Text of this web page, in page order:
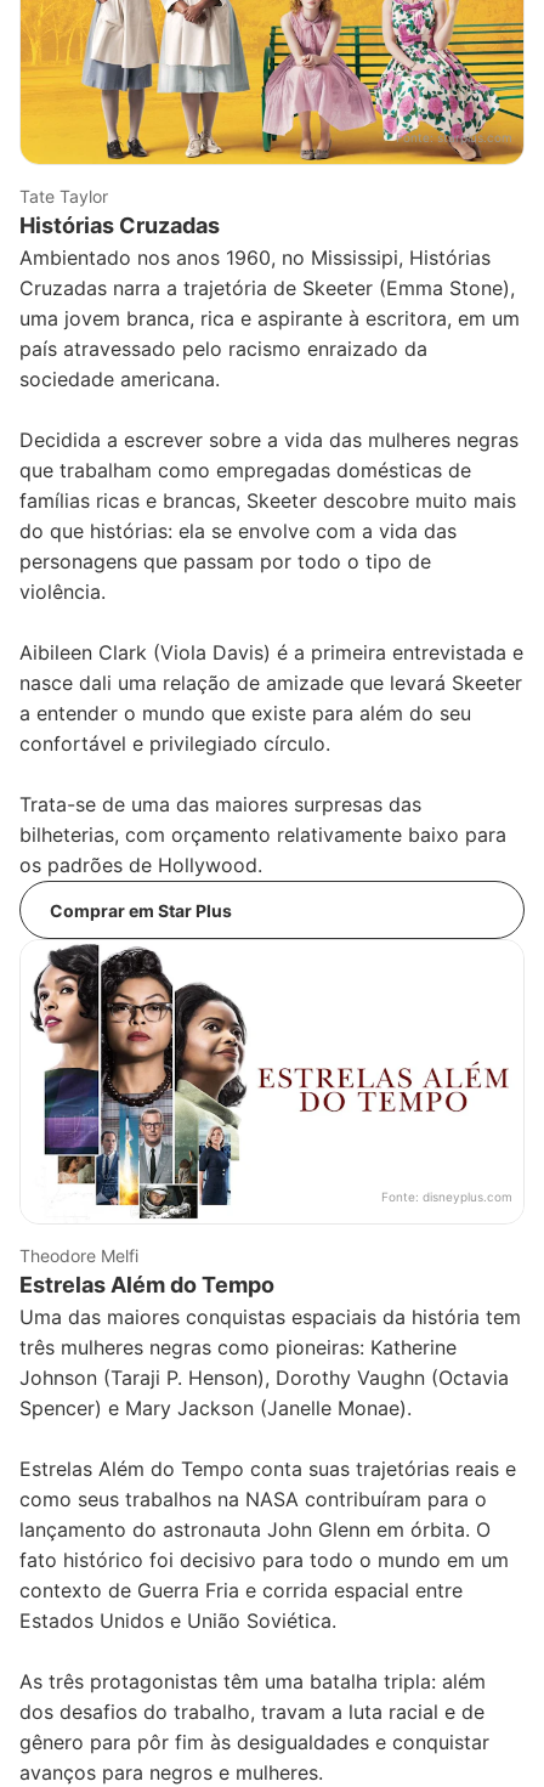
Fonte:starplus.com
Tate Taylor
Histórias Cruzadas
Ambientado nos anos 1960, no Mississipi, Histórias
Cruzadas narra a trajetória de Skeeter (Emma Stone),
uma jovem branca, rica e aspirante à escritora, em um
país atravessado pelo racismo enraizado da
sociedade americana.
Decidida a escrever sobre a vida das mulheres negras
que trabalham como empregadas domésticas de
famílias ricas e brancas, Skeeter descobre muito mais
do que histórias: ela se envolve com a vida das
personagens que passam por todo o tipo de
violência.
Aibileen Clark (Viola Davis) é a primeira entrevistada e
nasce dali uma relação de amizade que levará Skeeter
a entender o mundo que existe para além do seu
confortável e privilegiado círculo.
Trata-se de uma das maiores surpresas das
bilheterias, com orçamento relativamente baixo para
os padrões de Hollywood.
Comprar em Star Plus
Fonte: disneyplus.com
Theodore Melfi
Estrelas Além do Tempo
Uma das maiores conquistas espaciais da história tem
três mulheres negras como pioneiras: Katherine
Johnson (Taraji P. Henson), Dorothy Vaughn (Octavia
Spencer) e Mary Jackson (Janelle Monae).
Estrelas Além do Tempo conta suas trajetórias reais e
como seus trabalhos na NASA contribuíram para o
lançamento do astronauta John Glenn em órbita. O
fato histórico foi decisivo para todo o mundo em um
contexto de Guerra Fria e corrida espacial entre
Estados Unidos e União Soviética.
As três protagonistas têm uma batalha tripla: além
dos desafios do trabalho, travam a luta racial e de
gênero para pôr fim às desigualdades e conquistar
avanços para negros e mulheres.